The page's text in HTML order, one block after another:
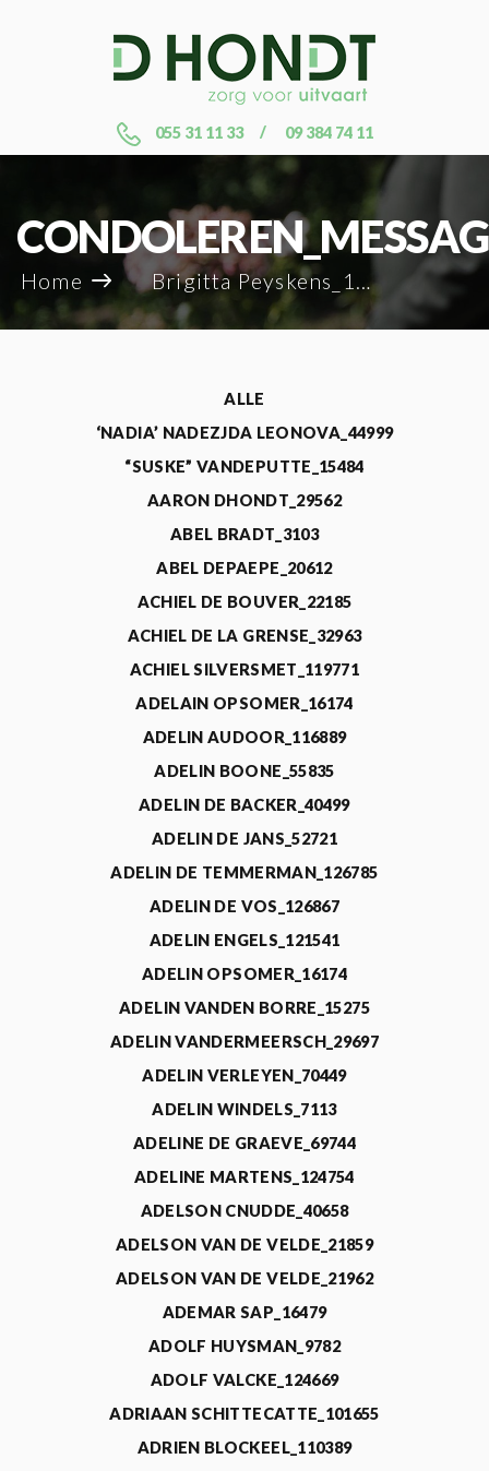
055 31 11 33 09 384 74 11
Home Brigitta Peyskens_122136
ALLE
‘NADIA’ NADEZJDA LEONOVA_44999
“SUSKE” VANDEPUTTE_15484
AARON DHONDT_29562
ABEL BRADT_3103
ABEL DEPAEPE_20612
ACHIEL DE BOUVER_22185
ACHIEL DE LA GRENSE_32963
ACHIEL SILVERSMET_119771
ADELAIN OPSOMER_16174
ADELIN AUDOOR_116889
ADELIN BOONE_55835
ADELIN DE BACKER_40499
ADELIN DE JANS_52721
ADELIN DE TEMMERMAN_126785
ADELIN DE VOS_126867
ADELIN ENGELS_121541
ADELIN OPSOMER_16174
ADELIN VANDEN BORRE_15275
ADELIN VANDERMEERSCH_29697
ADELIN VERLEYEN_70449
ADELIN WINDELS_7113
ADELINE DE GRAEVE_69744
ADELINE MARTENS_124754
ADELSON CNUDDE_40658
ADELSON VAN DE VELDE_21859
ADELSON VAN DE VELDE_21962
ADEMAR SAP_16479
ADOLF HUYSMAN_9782
ADOLF VALCKE_124669
ADRIAAN SCHITTECATTE_101655
ADRIEN BLOCKEEL_110389